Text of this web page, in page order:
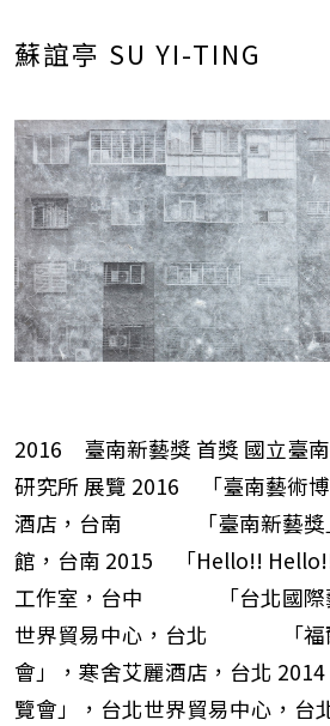
蘇誼亭 SU YI-TING
2016 臺南新藝獎 首獎 國立臺
研究所 展覽 2016 「臺南藝術
酒店，台南 「臺南新藝獎
館，台南 2015 「Hello!!
工作室，台中 「台北國際藝
世界貿易中心，台北 「福爾
會」，寒舍艾麗酒店，台北
覽會」，台北世界貿易中心，